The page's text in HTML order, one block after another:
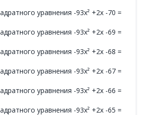
уравнения -93x² +2x -70 =
уравнения -93x² +2x -69 =
уравнения -93x² +2x -68 =
уравнения -93x² +2x -67 =
уравнения -93x² +2x -66 =
уравнения -93x² +2x -65 =